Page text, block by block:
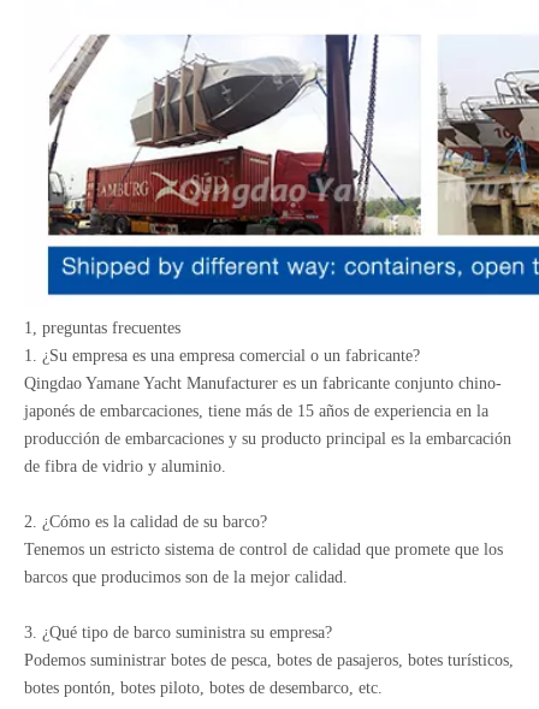
1, preguntas frecuentes
1. ¿Su empresa es una empresa comercial o un fabricante?
Qingdao Yamane Yacht Manufacturer es un fabricante conjunto chino-
japonés de embarcaciones, tiene más de 15 años de experiencia en la
producción de embarcaciones y su producto principal es la embarcación
de fibra de vidrio y aluminio.
2. ¿Cómo es la calidad de su barco?
Tenemos un estricto sistema de control de calidad que promete que los
barcos que producimos son de la mejor calidad.
3. ¿Qué tipo de barco suministra su empresa?
Podemos suministrar botes de pesca, botes de pasajeros, botes turísticos,
botes pontón, botes piloto, botes de desembarco, etc.